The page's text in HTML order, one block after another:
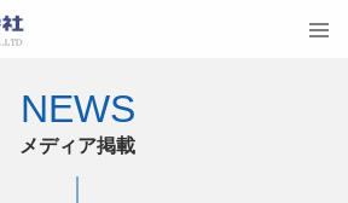
NEWS
メディア掲載